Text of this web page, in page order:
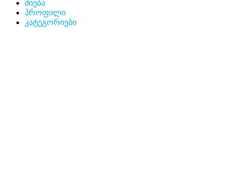
ძიება
პროფილი
კატეგორიები